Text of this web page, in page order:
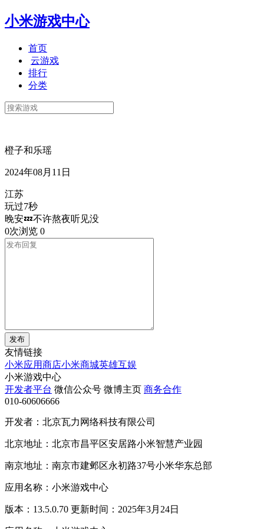
小米游戏中心
首页
云游戏
排行
分类
橙子和乐瑶
2024年08月11日
江苏
玩过7秒
晚安💤不许熬夜听见没
0次浏览 0
发布
友情链接
小米应用商店小米商城英雄互娱
小米游戏中心
开发者平台 微信公众号 微博主页 商务合作
010-60606666
开发者：北京瓦力网络科技有限公司
北京地址：北京市昌平区安居路小米智慧产业园
南京地址：南京市建邺区永初路37号小米华东总部
应用名称：小米游戏中心
版本：13.5.0.70 更新时间：2025年3月24日